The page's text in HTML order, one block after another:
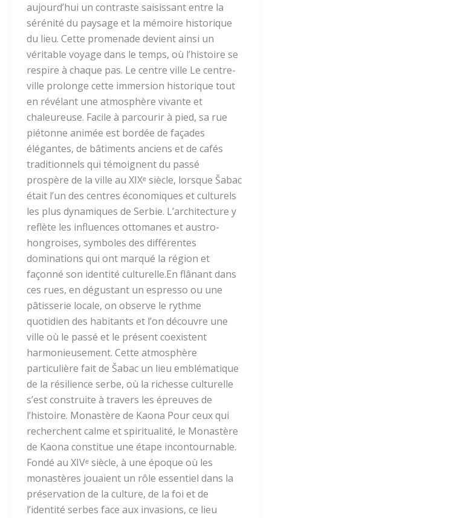
aujourd’hui un contraste saisissant entre la
sérénité du paysage et la mémoire historique
du lieu. Cette promenade devient ainsi un
véritable voyage dans le temps, où l’histoire se
respire à chaque pas. Le centre ville Le centre-
ville prolonge cette immersion historique tout
en révélant une atmosphère vivante et
chaleureuse. Facile à parcourir à pied, sa rue
piétonne animée est bordée de façades
élégantes, de bâtiments anciens et de cafés
traditionnels qui témoignent du passé
prospère de la ville au XIXᵉ siècle, lorsque Šabac
était l’un des centres économiques et culturels
les plus dynamiques de Serbie. L’architecture y
reflète les influences ottomanes et austro-
hongroises, symboles des différentes
dominations qui ont marqué la région et
façonné son identité culturelle.En flânant dans
ces rues, en dégustant un espresso ou une
pâtisserie locale, on observe le rythme
quotidien des habitants et l’on découvre une
ville où le passé et le présent coexistent
harmonieusement. Cette atmosphère
particulière fait de Šabac un lieu emblématique
de la résilience serbe, où la richesse culturelle
s’est construite à travers les épreuves de
l’histoire. Monastère de Kaona Pour ceux qui
recherchent calme et spiritualité, le Monastère
de Kaona constitue une étape incontournable.
Fondé au XIVᵉ siècle, à une époque où les
monastères jouaient un rôle essentiel dans la
préservation de la culture, de la foi et de
l’identité serbes face aux invasions, ce lieu